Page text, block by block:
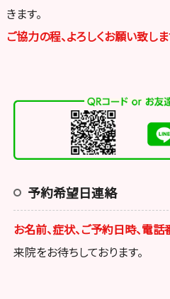
きます。
ご協力の程、よろしくお願い致しま
予約希望日連絡
お名前、症状、ご予約日時、電話
来院をお待ちしております。